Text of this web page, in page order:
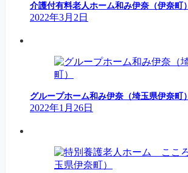
介護付有料老人ホーム和み伊奈（伊奈町）
2022年3月2日
グループホーム和み伊奈（埼玉県伊奈町）
2022年1月26日